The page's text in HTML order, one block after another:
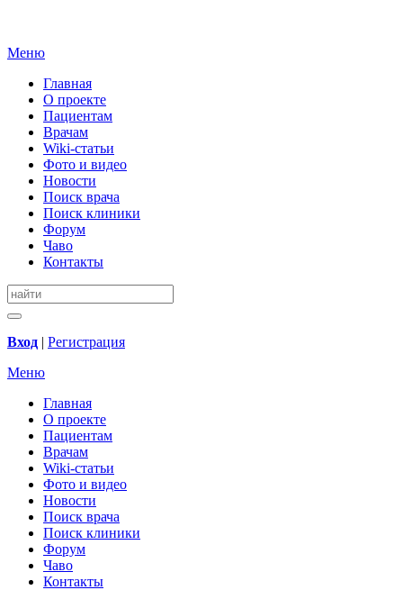
Меню
Главная
О проекте
Пациентам
Врачам
Wiki-статьи
Фото и видео
Новости
Поиск врача
Поиск клиники
Форум
Чаво
Контакты
Вход | Регистрация
Меню
Главная
О проекте
Пациентам
Врачам
Wiki-статьи
Фото и видео
Новости
Поиск врача
Поиск клиники
Форум
Чаво
Контакты